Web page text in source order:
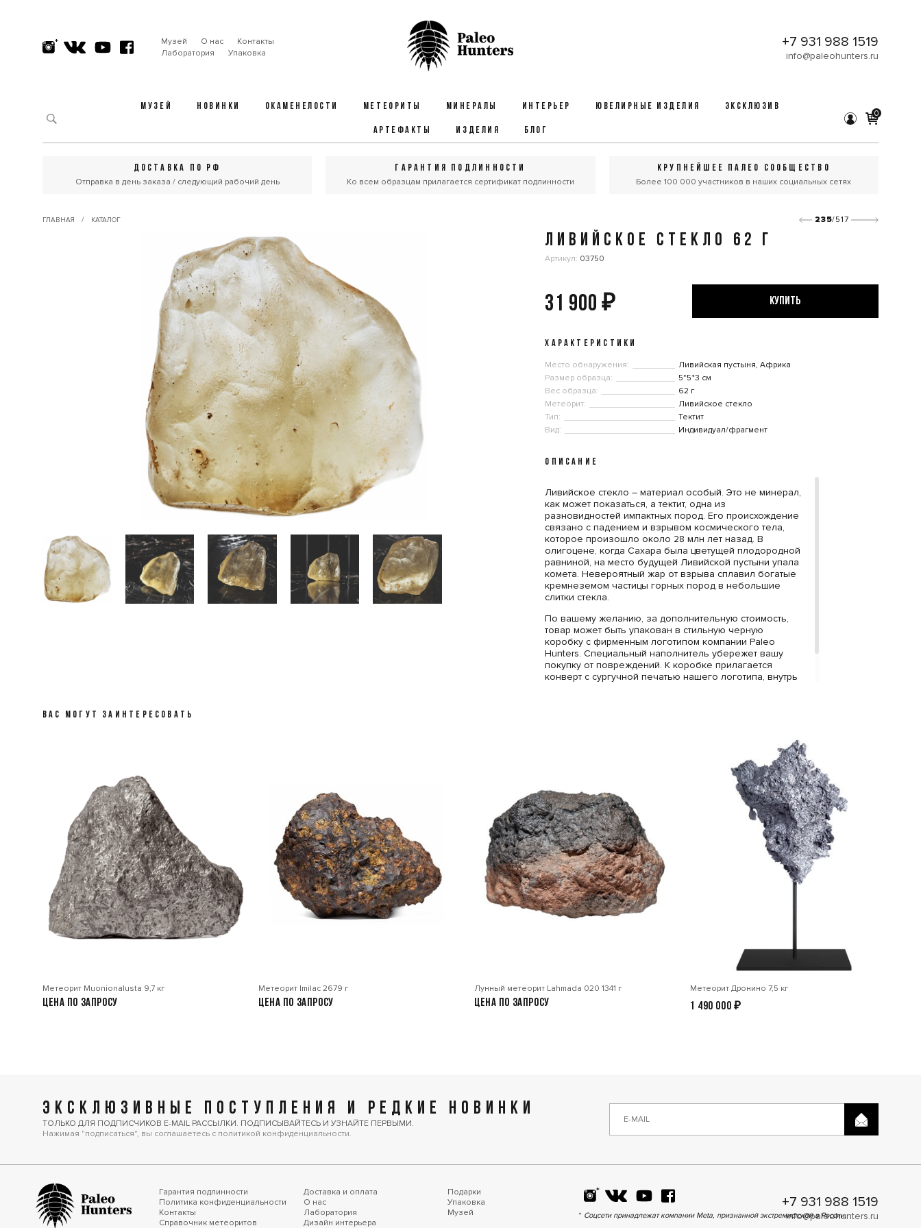
Музей О нас
Контакты
Лаборатория
Упаковка
+7 931 988 1519
info@paleohunters.ru
МУЗЕЙ НОВИНКИ ОКАМЕНЕЛОСТИ МЕТЕОРИТЫ МИНЕРАЛЫ ИНТЕРЬЕР ЮВЕЛИРНЫЕ ИЗДЕЛИЯ ЭКСКЛЮЗИВ
АРТЕФАКТЫ ИЗДЕЛИЯ БЛОГ
0
ДОСТАВКА ПО РФ
Отправка в день заказа / следующий рабочий день
ГАРАНТИЯ ПОДЛИННОСТИ
Ко всем образцам прилагается сертификат подлинности
КРУПНЕЙШЕЕ ПАЛЕО СООБЩЕСТВО
Более 100 000 участников в наших социальных сетях
ГЛАВНАЯ / КАТАЛОГ 235/517
ЛИВИЙСКОЕ СТЕКЛО 62 Г
Артикул: 03750
31 900₽ КУПИТЬ
ХАРАКТЕРИСТИКИ
Место обнаружения:
Ливийская пустыня, Африка
Размер образца:
5*5*3 см
Вес образца:
62 г
Метеорит:
Ливийское стекло
Тип:
Тектит
Вид:
Индивидуал/фрагмент
ОПИСАНИЕ
Ливийское стекло – материал особый. Это не минерал,
как может показаться, а тектит, одна из
разновидностей импактных пород. Его происхождение
связано с падением и взрывом космического тела,
которое произошло около 28 млн лет назад. В
олигоцене, когда Сахара была цветущей плодородной
равниной, на место будущей Ливийской пустыни упала
комета. Невероятный жар от взрыва сплавил богатые
кремнеземом частицы горных пород в небольшие
слитки стекла.
По вашему желанию, за дополнительную стоимость,
товар может быть упакован в стильную черную
коробку с фирменным логотипом компании Paleo
Hunters. Специальный наполнитель убережет вашу
покупку от повреждений. К коробке прилагается
конверт с сургучной печатью нашего логотипа, внутрь
ВАС МОГУТ ЗАИНТЕРЕСОВАТЬ
Метеорит Muonionalusta 9,7 кг
Цена по запросу
Метеорит Imilac 2679 г
Цена по запросу
Лунный метеорит Lahmada 020 1341 г
Цена по запросу
Метеорит Дронино 7,5 кг
1 490 000 ₽
ЭКСКЛЮЗИВНЫЕ ПОСТУПЛЕНИЯ И РЕДКИЕ НОВИНКИ
ТОЛЬКО ДЛЯ ПОДПИСЧИКОВ E-MAIL РАССЫЛКИ. ПОДПИСЫВАЙТЕСЬ И УЗНАЙТЕ ПЕРВЫМИ.
Нажимая "подписаться", вы соглашаетесь с политикой конфиденциальности.
Гарантия подлинности
Политика конфиденциальности
Контакты
Справочник метеоритов
Доставка и оплата
О нас
Лаборатория
Дизайн интерьера
Подарки
Упаковка
Музей
Соцсети принадлежат компании Meta, признанной экстремистской в России.
+7 931 988 1519
info@paleohunters.ru